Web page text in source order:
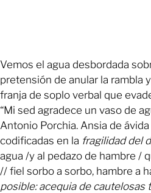
Vemos el agua desbordada
pretensión de anular la rambla
franja de soplo verbal que
“Mi sed agradece un vaso de
Antonio Porchia. Ansia de
codificadas en la fragilidad del
agua /y al pedazo de hambre /
// fiel sorbo a sorbo, hambre a
posible: acequia de cautelosas